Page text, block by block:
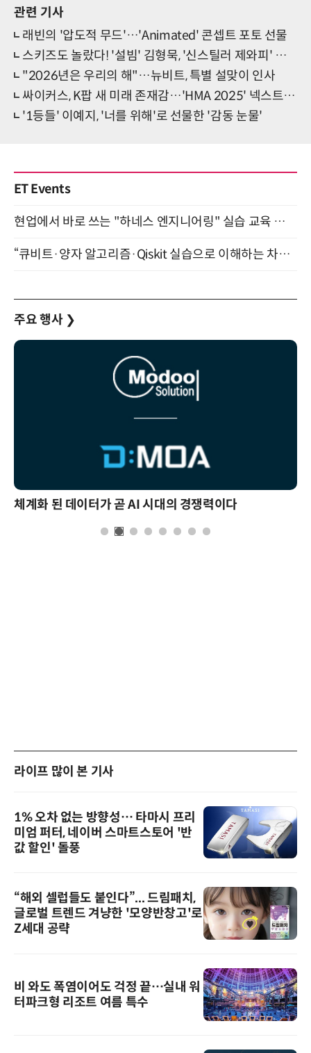
관련 기사
래빈의 '압도적 무드'…'Animated' 콘셉트 포토 선물
스키즈도 놀랐다! '설빔' 김형묵, '신스틸러 제와피' 변신
"2026년은 우리의 해"…뉴비트, 특별 설맞이 인사
싸이커스, K팝 새 미래 존재감…'HMA 2025' 넥스트 웨이브
'1등들' 이예지, '너를 위해'로 선물한 '감동 눈물'
ET Events
현업에서 바로 쓰는 "하네스 엔지니어링" 실습 교육 워크숍 8월 20일 개최
“큐비트·양자 알고리즘·Qiskit 실습으로 이해하는 차세대 컴퓨팅” (8/28)
주요 행사 ❯
체계화 된 데이터가 곧 AI 시대의 경쟁력이다
라이프 많이 본 기사
1% 오차 없는 방향성… 타마시 프리
미엄 퍼터, 네이버 스마트스토어 '반
값 할인' 돌풍
“해외 셀럽들도 붙인다”... 드림패치,
글로벌 트렌드 겨냥한 '모양반창고'로
Z세대 공략
비 와도 폭염이어도 걱정 끝…실내 워
터파크형 리조트 여름 특수